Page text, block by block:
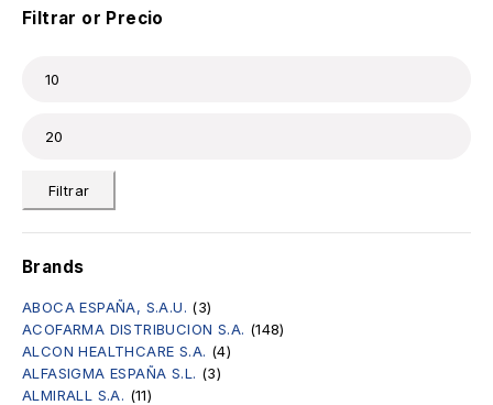
Filtrar or Precio
Filtrar
Brands
ABOCA ESPAÑA, S.A.U. (3)
ACOFARMA DISTRIBUCION S.A. (148)
ALCON HEALTHCARE S.A. (4)
ALFASIGMA ESPAÑA S.L. (3)
ALMIRALL S.A. (11)